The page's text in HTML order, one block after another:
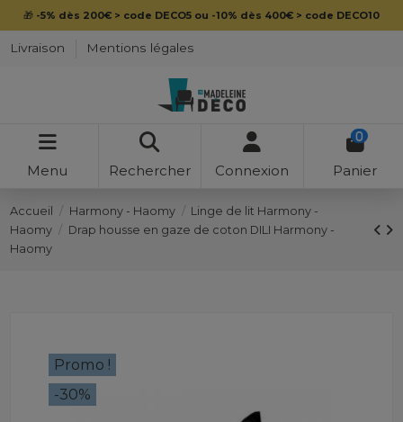
🎁 -5% dès 200€ > code DECO5 ou -10% dès 400€ > code DECO10
Livraison Mentions légales
Menu Rechercher Connexion
0
Panier
Accueil Harmony - Haomy
Linge de lit Harmony -
Haomy
Drap housse en gaze de coton DILI Harmony -
Haomy
Promo !
-30%